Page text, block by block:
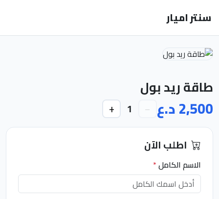
سنتر اميار
طاقة ريد بول
2,500 د.ع −
1
+
اطلب الآن
الاسم الكامل*